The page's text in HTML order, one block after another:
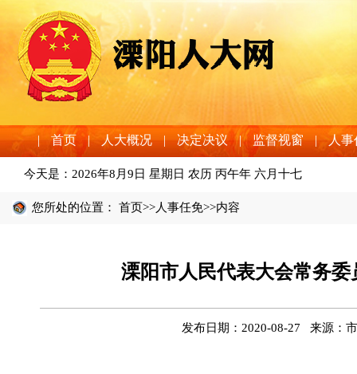
| 首页 | 人大概况 | 决定决议 | 监督视窗 | 人事
今天是： 2026年8月9日 星期日 农历 丙午年 六月十七
您所处的位置： 首页>>人事任免>>内容
溧阳市人民代表大会常务
发布日期：2020-08-27 来源：